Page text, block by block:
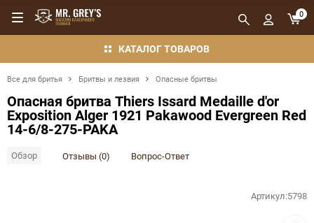
КАТАЛОГ ТОВАРОВ
0
Все для бритья Бритвы и лезвия Опасные бритвы
Опасная бритва Thiers Issard Medaille d'or
Exposition Alger 1921 Pakawood Evergreen Red
14-6/8-275-PAKA
Обзор Отзывы (0) Вопрос-Ответ
Артикул:5798